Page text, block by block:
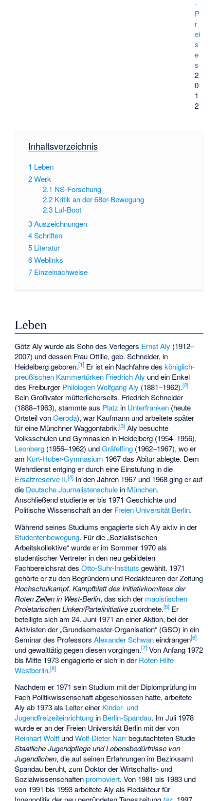
-
P
r
ei
s
e
s
2
0
1
2
Inhaltsverzeichnis
1 Leben
2Werk
2.1 NS-Forschung
2.2 Kritik an der 68er-Bewegung
2.3 Luf-Boot
3Auszeichnungen
4Schriften
5 Literatur
6Weblinks
7 Einzelnachweise
Leben
Götz Aly wurde als Sohn des Verlegers Ernst Aly (1912–
2007) und dessen Frau Ottilie, geb. Schneider, in
Heidelberg geboren.[1] Er ist ein Nachfahre desköniglich-
preußischen Kammertürken Friedrich Aly und ein Enkel
des Freiburger Philologen Wolfgang Aly (1881–1962).[2]
Sein Großvater mütterlicherseits, Friedrich Schneider
(1888–1963), stammte aus Platz in Unterfranken (heute
Ortsteil vonGeroda), war Kaufmann und arbeitete später
für eine Münchner Waggonfabrik.[3] Aly besuchte
Volksschulen und Gymnasien in Heidelberg (1954–1956),
Leonberg (1956–1962) undGräfelfing (1962–1967), wo er
am Kurt-Huber-Gymnasium 1967 das Abitur ablegte. Dem
Wehrdienst entging er durch eine Einstufung in die
Ersatzreserve II.[4] In den Jahren 1967 und 1968 ging er auf
die Deutsche Journalistenschule in München.
Anschließend studierte er bis 1971 Geschichte und
Politische Wissenschaft an der Freien Universität Berlin.
Während seines Studiums engagierte sich Aly aktiv in der
Studentenbewegung. Für die „Sozialistischen
Arbeitskollektive“ wurde er im Sommer 1970 als
studentischer Vertreter in den neu gebildeten
Fachbereichsrat desOtto-Suhr-Instituts gewählt. 1971
gehörte er zu den Begründern und Redakteuren der Zeitung
Hochschulkampf. Kampfblatt des Initiativkomitees der
Roten Zellen in West-Berlin, das sich der maoistischen
Proletarischen Linken/Parteiinitiativezuordnete.[5] Er
beteiligte sich am 24. Juni 1971 an einer Aktion, bei der
Aktivisten der „Grundsemester-Organisation“ (GSO) in ein
Seminar des ProfessorsAlexander Schwaneindrangen[6]
und gewalttätig gegen diesen vorgingen.[7] Von Anfang 1972
bis Mitte 1973 engagierte er sich in der Roten Hilfe
Westberlin.[8]
Nachdem er 1971 sein Studium mit der Diplomprüfung im
Fach Politikwissenschaft abgeschlossen hatte, arbeitete
Aly ab 1973 als Leiter einer Kinder- und
Jugendfreizeiteinrichtung in Berlin-Spandau. Im Juli 1978
wurde er an der Freien Universität Berlin mit der von
Reinhart Wolff undWolf-Dieter Narrbegutachteten Studie
Staatliche Jugendpflege und Lebensbedürfnisse von
Jugendlichen, die auf seinen Erfahrungen im Bezirksamt
Spandau beruht, zum Doktor der Wirtschafts- und
Sozialwissenschaftenpromoviert. Von 1981 bis 1983 und
von 1991 bis 1993 arbeitete Aly als Redakteur für